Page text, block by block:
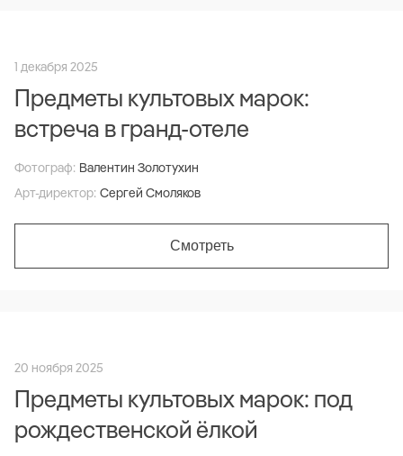
1 декабря 2025
Предметы культовых марок:
встреча в гранд-отеле
Фотограф: Валентин Золотухин
Арт-директор: Сергей Смоляков
Смотреть
20 ноября 2025
Предметы культовых марок: под
рождественской ёлкой